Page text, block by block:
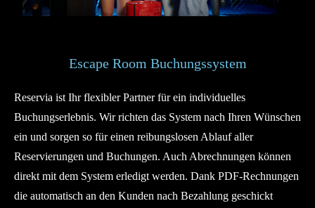
Escape Room Buchungssystem
Reservia ist Ihr flexibler Partner für ein individuelles
Buchungserlebnis. Wir richten das System nach Ihren Wünschen
ein und sorgen so für einen reibungslosen Ablauf aller
Reservierungen und Buchungen. Auch Abrechnungen können
direkt mit dem System erledigt werden. Dank PDF-Rechnungen
die automatisch an den Kunden nach Bezahlung geschickt